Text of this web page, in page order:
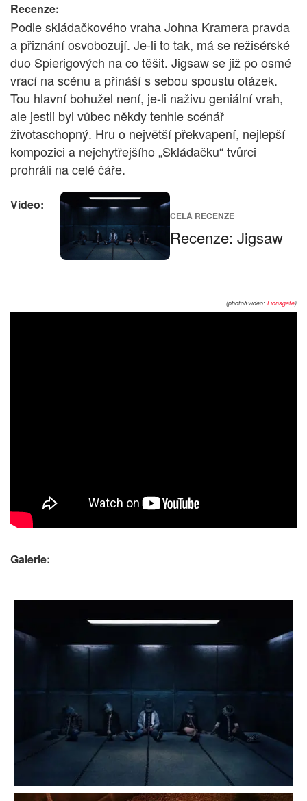
Recenze:
Podle skládačkového vraha Johna Kramera pravda
a přiznání osvobozují. Je-li to tak, má se režisérské
duo Spierigových na co těšit. Jigsaw se již po osmé
vrací na scénu a přináší s sebou spoustu otázek.
Tou hlavní bohužel není, je-li naživu geniální vrah,
ale jestli byl vůbec někdy tenhle scénář
životaschopný. Hru o největší překvapení, nejlepší
kompozici a nejchytřejšího „Skládačku“ tvůrci
prohráli na celé čáře.
CELÁ RECENZE
Recenze: Jigsaw
(photo&video: Lionsgate)
Video:
Galerie: